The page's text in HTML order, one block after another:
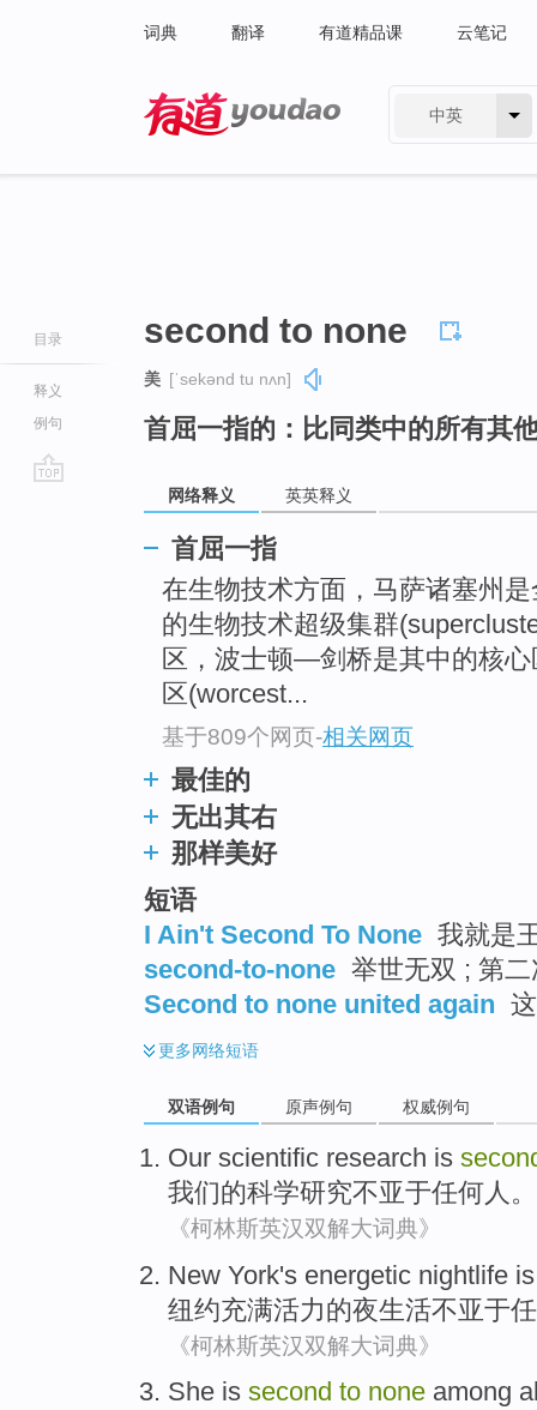
词典 翻译 有道精品课 云笔记
中英
目录
释义
例句
second to none
美 [ˈsekənd tu nʌn]
首屈一指的：比同类中的所有其
网络释义 英英释义
首屈一指
在生物技术方面，马萨诸塞州
的生物技术超级集群
区，波士顿—剑桥是其中的核
区(worcest...
基于809个网页-相关网页
最佳的
无出其右
那样美好
短语
I Ain't Second To None 我就是
second-to-none 举世无双 ; 第
Second to none united again
更多网络短语
双语例句 原声例句 权威例句
Our scientific research is
我们的科学研究不亚于任何人。
《柯林斯英汉双解大词典》
New York's energetic nightlife
纽约充满活力的夜生活不亚于
《柯林斯英汉双解大词典》
She is second to none among